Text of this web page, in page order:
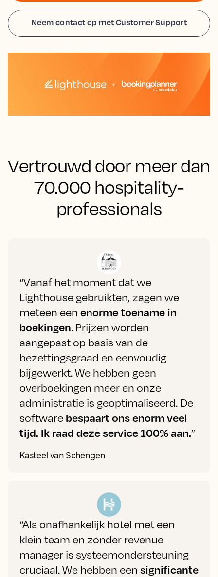
Neem contact op met Customer Support
Vertrouwd door meer dan
70.000 hospitality-
professionals
“Vanaf het moment dat we
Lighthouse gebruikten, zagen we
meteen een enorme toename in
boekingen. Prijzen worden
aangepast op basis van de
bezettingsgraad en eenvoudig
bijgewerkt. We hebben geen
overboekingen meer en onze
administratie is geoptimaliseerd. De
software bespaart ons enorm veel
tijd. Ik raad deze service 100% aan.”
Kasteel van Schengen
“Als onafhankelijk hotel met een
klein team en zonder revenue
manager is systeemondersteuning
cruciaal. We hebben een significante